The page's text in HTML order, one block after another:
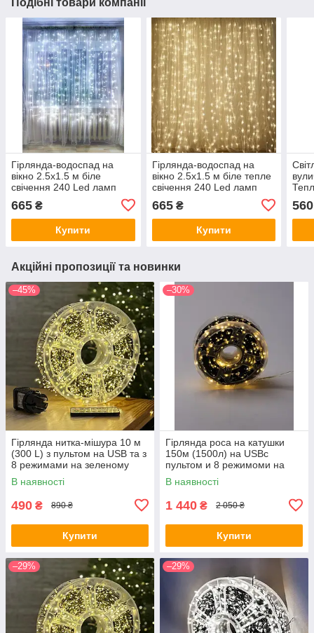
Подібні товари компанії
Гірлянда-водоспад на
вікно 2.5х1.5 м біле
свічення 240 Led ламп
665 ₴
Купити
Гірлянда-водоспад на
вікно 2.5х1.5 м біле тепле
свічення 240 Led ламп
665₴
Купити
560
Акційні пропозиції та новинки
–45%
Гірлянда нитка-мішура 10 м
(300 L) з пультом на USB та з
8 режимами на зеленому
дроті тепле світло (9373)
В наявності
490 ₴ 890 ₴
Купити
–30%
Гірлянда роса на катушки
150м (1500л) на USBс
пультом и 8 режимоми на
зеленом проводки колір
теплий FC25002
В наявності
1 440 ₴ 2 050 ₴
Купити
–29% –29%